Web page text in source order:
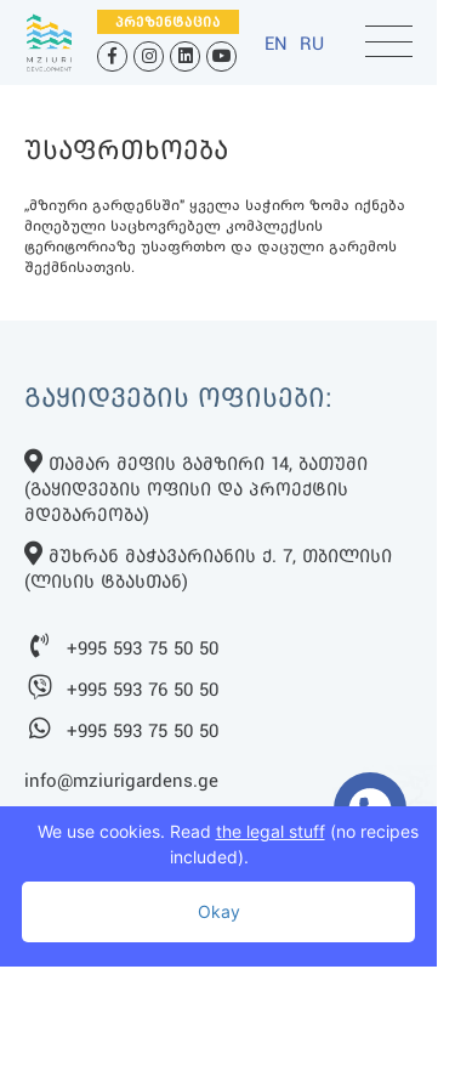
ᲞᲠᲔᲖᲔᲜᲢᲐᲪᲘᲐ
EN RU
ᲣᲡᲐᲤᲠᲗᲮᲝᲔᲑᲐ
,,მზიური გარდენსში" ყველა საჭირო ზომა იქნება
მიღებული საცხოვრებელ კომპლექსის
ტერიტორიაზე უსაფრთხო და დაცული გარემოს
შექმნისათვის.
ᲒᲐᲧᲘᲓᲕᲔᲑᲘᲡ ᲝᲤᲘᲡᲔᲑᲘ:
ᲗᲐᲛᲐᲠ ᲛᲔᲤᲘᲡ ᲒᲐᲛᲖᲘᲠᲘ 14, ᲑᲐᲗᲣᲛᲘ
(ᲒᲐᲧᲘᲓᲕᲔᲑᲘᲡ ᲝᲤᲘᲡᲘ ᲓᲐ ᲞᲠᲝᲔᲥᲢᲘᲡ
ᲛᲓᲔᲑᲐᲠᲔᲝᲑᲐ)
ᲛᲣᲮᲠᲐᲜ ᲛᲐᲭᲐᲕᲐᲠᲘᲐᲜᲘᲡ Ქ. 7, ᲗᲑᲘᲚᲘᲡᲘ
(ᲚᲘᲡᲘᲡ ᲢᲑᲐᲡᲗᲐᲜ)
+995 593 75 50 50
+995 593 76 50 50
+995 593 75 50 50
info@mziurigardens.ge
We use cookies. Read the legal stuff(no recipes
included).
Okay